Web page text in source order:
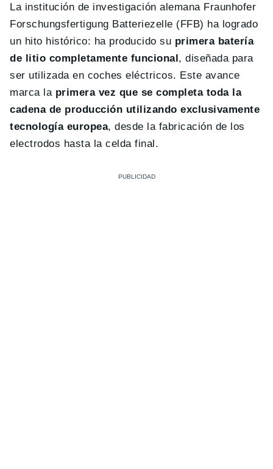
La institución de investigación alemana Fraunhofer
Forschungsfertigung Batteriezelle (FFB) ha logrado
un hito histórico: ha producido su primera batería
de litio completamente funcional, diseñada para
ser utilizada en coches eléctricos. Este avance
marca la primera vez que se completa toda la
cadena de producción utilizando exclusivamente
tecnología europea, desde la fabricación de los
electrodos hasta la celda final.